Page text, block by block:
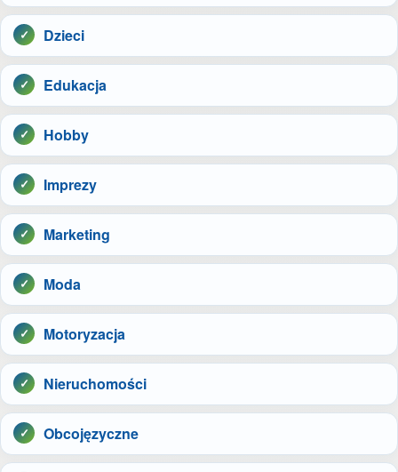
Dzieci
Edukacja
Hobby
Imprezy
Marketing
Moda
Motoryzacja
Nieruchomości
Obcojęzyczne